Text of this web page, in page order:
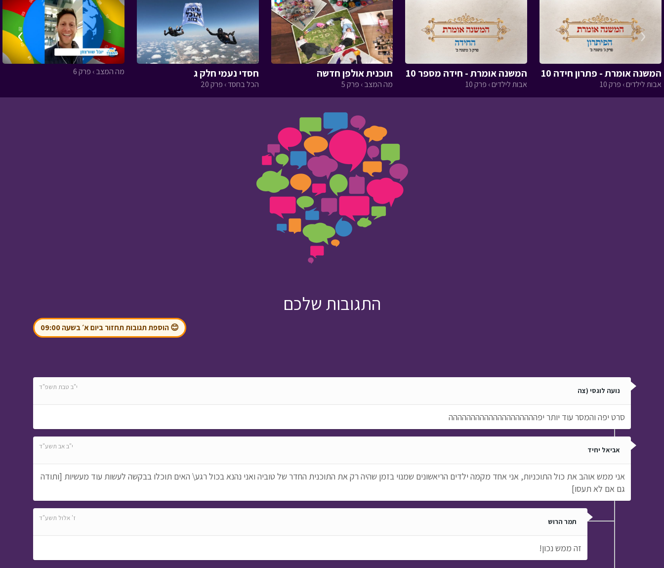
מעשה שהיה › פרק 59
לא פשוט להיות יהודי
פשוט
ניידת החלומות - נשיאה
חלומית א• מתוך ניידת
החלומות
מתוך בול בפוני
המסע לבר המצווה -
פרק שלושים ושלושה
מתוך המסע לבר
המצווה
המשנה אומרת - פתרון חידה 10
אבות לילדים › פרק 10
המשנה אומרת - חידה מספר 10
אבות לילדים › פרק 10
תוכנית אולפן חדשה
מה המצב › פרק 5
חסדי נעמי חלק ג
הכל בחסד › פרק 20
מה המצב › פרק 6
‹
›
התגובות שלכם
😊 הוספת תגובות תחזור ביום א׳ בשעה 09:00
נועה לוגסי (צה י"ב טבת תשפ"ד
סרט יפה והמסר עוד יותר יפהההההההההההההההההההה
אביאל יחיד י"ב אב תשע"ד
אני ממש אוהב את כול התוכניות, אני אחד מקמה ילדים הריאשונים שמנוי בזמן שהיה רק את התוכנית החדר של טוביה ואני נהנא בכול רגע\ האים תוכלו בבקשה לעשות עוד מעשיות [ותודה
גם אם לא תעסו]
תמר הרוש ז' אלול תשע"ד
זה ממש נכון!